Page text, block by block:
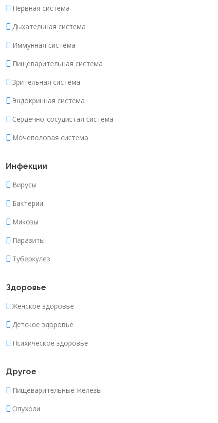
Нервная система
Дыхательная система
Иммунная система
Пищеварительная система
Зрительная система
Эндокринная система
Сердечно-сосудистая система
Мочеполовая система
Инфекции
Вирусы
Бактерии
Микозы
Паразиты
Туберкулез
Здоровье
Женское здоровье
Детское здоровье
Психическое здоровье
Другое
Пищеварительные железы
Опухоли